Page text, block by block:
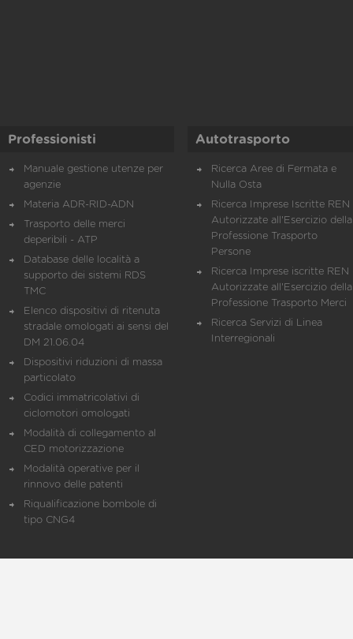
Professionisti
Manuale gestione utenze per
agenzie
Materia ADR-RID-ADN
Trasporto delle merci
deperibili - ATP
Database delle località a
supporto dei sistemi RDS
TMC
Elenco dispositivi di ritenuta
stradale omologati ai sensi del
DM 21.06.04
Dispositivi riduzioni di massa
particolato
Codici immatricolativi di
ciclomotori omologati
Modalità di collegamento al
CED motorizzazione
Modalità operative per il
rinnovo delle patenti
Riqualificazione bombole di
tipo CNG4
Autotrasporto
Ricerca Aree di Fermata e
Nulla Osta
Ricerca Imprese Iscritte REN
Autorizzate all'Esercizio della
Professione Trasporto
Persone
Ricerca Imprese iscritte REN
Autorizzate all'Esercizio della
Professione Trasporto Merci
Ricerca Servizi di Linea
Interregionali